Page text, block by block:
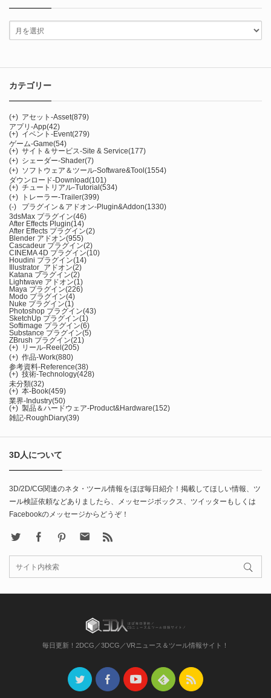
カテゴリー
(+) アセット-Asset(879)
アプリ-App(42)
(+) イベント-Event(279)
ゲーム-Game(54)
(+) サイト＆サービス-Site & Service(177)
(+) シェーダー-Shader(7)
(+) ソフトウェア＆ツール-Software&Tool (1554)
ダウンロード-Download(101)
(+) チュートリアル-Tutorial (534)
(+)
トレーラー-Trailer(399)
(-)
プラグイン＆アドオン-Plugin&Addon(1330)
3dsMax プラグイン(46)
After Effects Plugin(14)
After Effects プラグイン(2)
Blender アドオン(955)
Cascadeur プラグイン(2)
CINEMA 4D プラグイン(10)
Houdini プラグイン(14)
Illustrator_アドオン(2)
Katana プラグイン(2)
Lightwave アドオン(1)
Maya プラグイン(226)
Modo プラグイン(4)
Nuke プラグイン(1)
Photoshop プラグイン(43)
SketchUp プラグイン(1)
Softimage プラグイン(6)
Substance プラグイン(5)
ZBrush プラグイン(21)
(+) リール-Reel (205)
(+) 作品-Work(880)
参考資料-Reference(38)
(+) 技術-Technology(428)
未分類(32)
(+) 本-Book(459)
業界-Industry(50)
(+) 製品＆ハードウェア-Product&Hardware(152)
雑記-RoughDiary(39)
3D人について
3D/2D/CG関連のネタ・ツール情報をほぼ毎日紹介！掲載してほしい情報、ツ
ール検証依頼などありましたら、メッセージボックス、ツイッターもしくは
Facebookのメッセージからどうぞ！
FacebookPinterest Contact
毎日更新！2DCG／3DCG／VRニュース＆ツール情報サイト！